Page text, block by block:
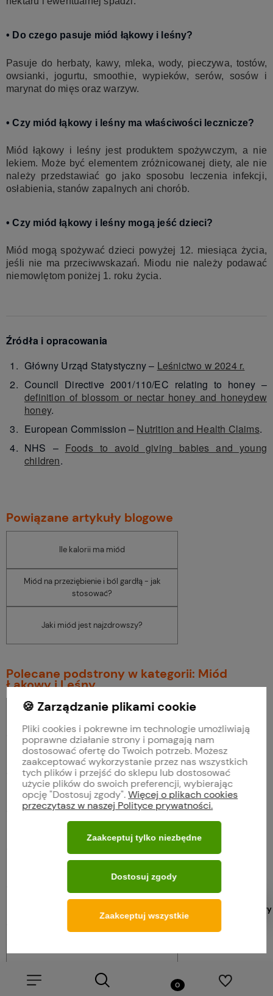
• Do czego pasuje miód łąkowy i leśny?
Pasuje do herbaty, kawy, mleka, wody, pieczywa, tostów,
owsianki, jogurtu, smoothie, wypieków, serów, sosów i
marynat do mięs oraz warzyw.
• Czy miód łąkowy i leśny ma właściwości lecznicze?
Miód łąkowy i leśny jest produktem spożywczym, a nie
lekiem. Może być elementem zróżnicowanej diety, ale nie
należy przedstawiać go jako sposobu leczenia infekcji,
osłabienia, stanów zapalnych ani chorób.
• Czy miód łąkowy i leśny mogą jeść dzieci?
Miód mogą spożywać dzieci powyżej 12. miesiąca życia,
jeśli nie ma przeciwwskazań. Miodu nie należy podawać
niemowlętom poniżej 1. roku życia.
Źródła i opracowania
Główny Urząd Statystyczny – Leśnictwo w 2024 r.
Council Directive 2001/110/EC relating to honey –
definition of blossom or nectar honey and honeydew
honey.
European Commission – Nutrition and Health Claims.
NHS – Foods to avoid giving babies and young
children.
Powiązane artykuły blogowe
Ile kalorii ma miód
Miód na przeziębienie i ból gardłą - jak
stosować?
Jaki miód jest najzdrowszy?
Polecane podstrony w kategorii: Miód
Łąkowy i Leśny
Miód faceliowy
Miód kminkowy
Miód gryczany
Miód wrzosowy
🍪 Zarządzanie plikami cookie
Pliki cookies i pokrewne im technologie umożliwiają
poprawne działanie strony i pomagają nam
dostosować ofertę do Twoich potrzeb. Możesz
zaakceptować wykorzystanie przez nas wszystkich
tych plików i przejść do sklepu lub dostosować
użycie plików do swoich preferencji, wybierając
opcję "Dostosuj zgody". Więcej o plikach cookies
przeczytasz w naszej Polityce prywatności.
Zaakceptuj tylko niezbędne
Dostosuj zgody
Zaakceptuj wszystkie